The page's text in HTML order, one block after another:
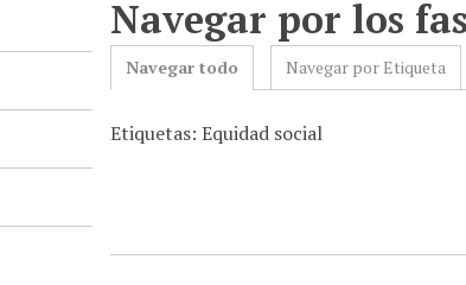
Navegar por los
Navegar todo Navegar por Etiqueta
Etiquetas: Equidad social